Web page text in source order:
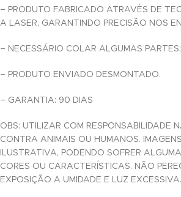
panel
panel
panel
Panel
– PRODUTO FABRICADO ATRAVÉS DE
A LASER, GARANTINDO PRECISÃO NOS
– NECESSÁRIO COLAR ALGUMAS PARTES;
– PRODUTO ENVIADO DESMONTADO.
– GARANTIA: 90 DIAS
OBS: UTILIZAR COM RESPONSABILIDADE
CONTRA ANIMAIS OU HUMANOS.
ILUSTRATIVA, PODENDO SOFRER
CORES OU CARACTERÍSTICAS. NÃO
EXPOSIÇÃO A UMIDADE E LUZ EXCESSIVA.